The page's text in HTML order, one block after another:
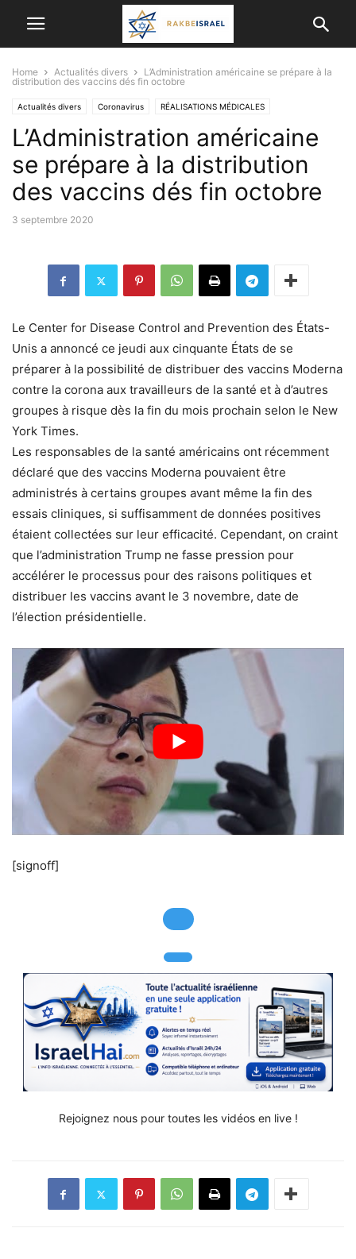
Home Actualités divers
L’Administration américaine se prépare à la
distribution des vaccins dés fin octobre
Actualités divers Coronavirus RÉALISATIONS MÉDICALES
L’Administration américaine
se prépare à la distribution
des vaccins dés fin octobre
3 septembre 2020
Le Center for Disease Control and Prevention des États-
Unis a annoncé ce jeudi aux cinquante États de se
préparer à la possibilité de distribuer des vaccins Moderna
contre la corona aux travailleurs de la santé et à d’autres
groupes à risque dès la fin du mois prochain selon le New
York Times.
Les responsables de la santé américains ont récemment
déclaré que des vaccins Moderna pouvaient être
administrés à certains groupes avant même la fin des
essais cliniques, si suffisamment de données positives
étaient collectées sur leur efficacité. Cependant, on craint
que l’administration Trump ne fasse pression pour
accélérer le processus pour des raisons politiques et
distribuer les vaccins avant le 3 novembre, date de
l’élection présidentielle.
[signoff]
Rejoignez nous pour toutes les vidéos en live !